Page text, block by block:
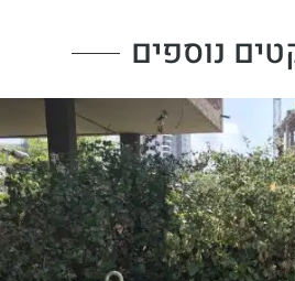
נוספים